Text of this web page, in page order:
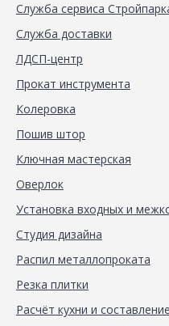
Служба сервиса
Служба доставки
ЛДСП-центр
Прокат инструмента
Колеровка
Пошив штор
Ключная мастерская
Оверлок
Установка входных и
Студия дизайна
Распил металлопроката
Резка плитки
Расчёт кухни и